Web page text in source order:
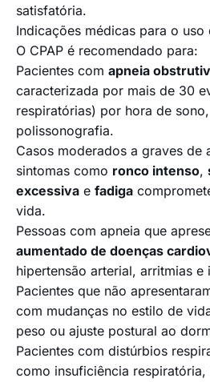
satisfatória.
Indicações médicas para o uso
O CPAP é recomendado para:
Pacientes com apneia
caracterizada por mais de 30
respiratórias) por hora de
polissonografia.
Casos moderados a graves de
sintomas como ronco intenso,
excessiva e fadiga
vida.
Pessoas com apneia que
aumentado de doenças
hipertensão arterial, arritmias e
Pacientes que não
com mudanças no estilo de
peso ou ajuste postural ao
Pacientes com distúrbios
como insuficiência respiratória,